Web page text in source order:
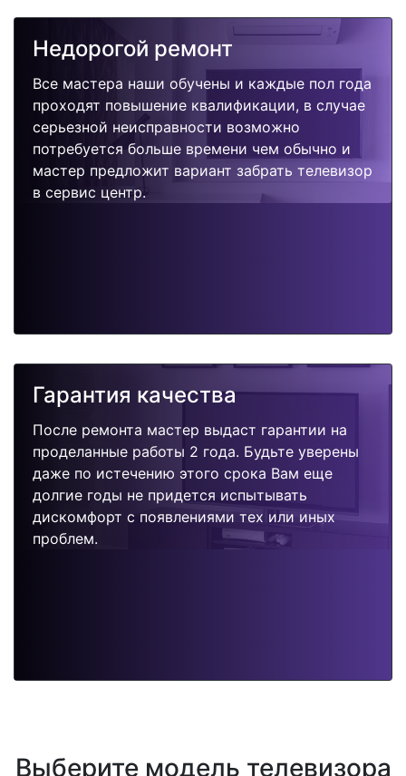
Недорогой ремонт
Все мастера наши обучены и каждые пол года
проходят повышение квалификации, в случае
серьезной неисправности возможно
потребуется больше времени чем обычно и
мастер предложит вариант забрать телевизор
в сервис центр.
Гарантия качества
После ремонта мастер выдаст гарантии на
проделанные работы 2 года. Будьте уверены
даже по истечению этого срока Вам еще
долгие годы не придется испытывать
дискомфорт с появлениями тех или иных
проблем.
Выберите модель телевизора